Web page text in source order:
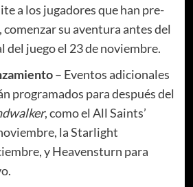
a los jugadores que han pre-
su aventura antes del
del juego el 23 de noviembre.
– Eventos adicionales
programados para después del
, como el All Saints’
la Starlight
y Heavensturn para